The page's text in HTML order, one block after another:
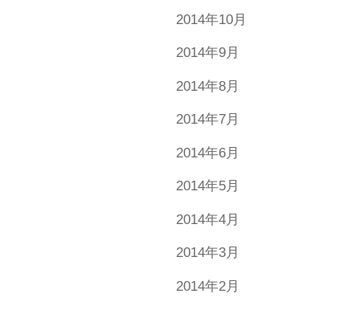
2014年10月
2014年9月
2014年8月
2014年7月
2014年6月
2014年5月
2014年4月
2014年3月
2014年2月